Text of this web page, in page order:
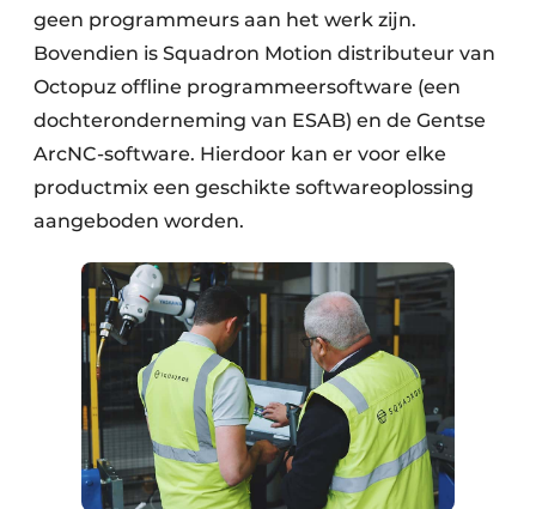
geen programmeurs aan het werk zijn.
Bovendien is Squadron Motion distributeur van
Octopuz offline programmeersoftware (een
dochteronderneming van ESAB) en de Gentse
ArcNC-software. Hierdoor kan er voor elke
productmix een geschikte softwareoplossing
aangeboden worden.